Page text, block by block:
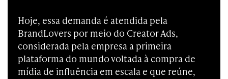
Hoje, essa demanda é atendida pela
BrandLovers por meio do Creator Ads,
considerada pela empresa a primeira
plataforma do mundo voltada à compra de
mídia de influência em escala e que reúne,